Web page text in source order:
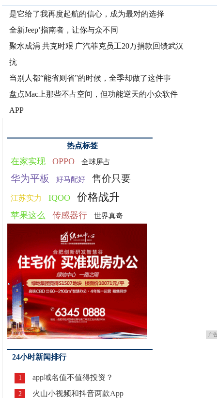
是它给了我再度起航的信心，成为最对的选择
全新Jeep⁺指南者，让你与众不同
聚水成涓 共克时艰 广汽菲克员工20万捐款回馈武汉
抗
当别人都“能省则省”的时候，全季却做了这件事
盘点Mac上那些不占空间，但功能逆天的小众软件
APP
热点标签
在家实现 OPPO 全球屏占
华为平板 好马配好 售价只要
江苏实力 IQOO 价格战升
苹果这么 传感器行 世界真奇
广
24小时新闻排行
1 app域名值不值得投资？
2 火山小视频和抖音两款App